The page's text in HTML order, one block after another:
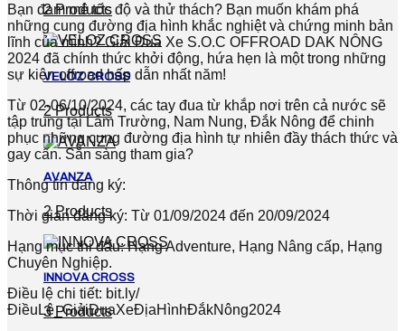
2 Products
VELOZ CROSS
2 Products
AVANZA
2 Products
INNOVA CROSS
3 Products
Bạn đam mê tốc độ và thử thách? Bạn muốn khám phá
những cung đường địa hình khắc nghiệt và chứng minh bản
lĩnh của mình? Giải Đua Xe S.O.C OFFROAD DAK NÔNG
2024 đã chính thức khởi động, hứa hẹn là một trong những
sự kiện offroad hấp dẫn nhất năm!
Từ 02-06/10/2024, các tay đua từ khắp nơi trên cả nước sẽ
tập trung tại Lâm Trường, Nam Nung, Đắk Nông để chinh
phục những cung đường địa hình tự nhiên đầy thách thức và
gay cấn. Sẵn sàng tham gia?
Thông tin đăng ký:
Thời gian đăng ký: Từ 01/09/2024 đến 20/09/2024
Hạng mục thi đấu: Hạng Adventure, Hạng Nâng cấp, Hạng
Chuyên Nghiệp.
Điều lệ chi tiết: bit.ly/
ĐiềuLệ_GiảiĐuaXeĐịaHìnhĐắkNông2024